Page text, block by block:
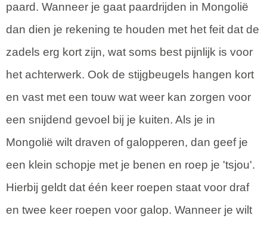
paard. Wanneer je gaat paardrijden in Mongolië
dan dien je rekening te houden met het feit dat de
zadels erg kort zijn, wat soms best pijnlijk is voor
het achterwerk. Ook de stijgbeugels hangen kort
en vast met een touw wat weer kan zorgen voor
een snijdend gevoel bij je kuiten. Als je in
Mongolië wilt draven of galopperen, dan geef je
een klein schopje met je benen en roep je 'tsjou'.
Hierbij geldt dat één keer roepen staat voor draf
en twee keer roepen voor galop. Wanneer je wilt